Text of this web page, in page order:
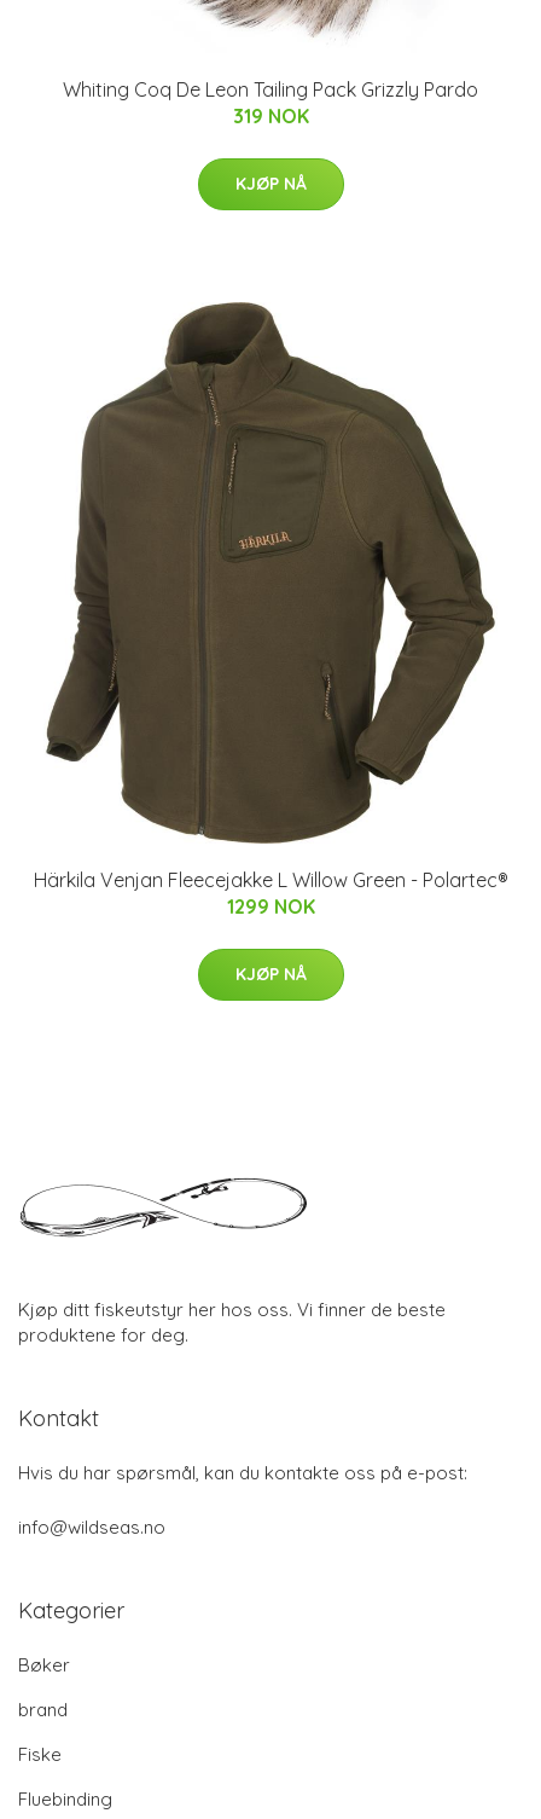
Whiting Coq De Leon Tailing Pack Grizzly Pardo
319 NOK
KJØP NÅ
Härkila Venjan Fleecejakke L Willow Green - Polartec®
1299 NOK
KJØP NÅ
Kjøp ditt fiskeutstyr her hos oss. Vi finner de beste
produktene for deg.
Kontakt
Hvis du har spørsmål, kan du kontakte oss på e-post:
info@wildseas.no
Kategorier
Bøker
brand
Fiske
Fluebinding